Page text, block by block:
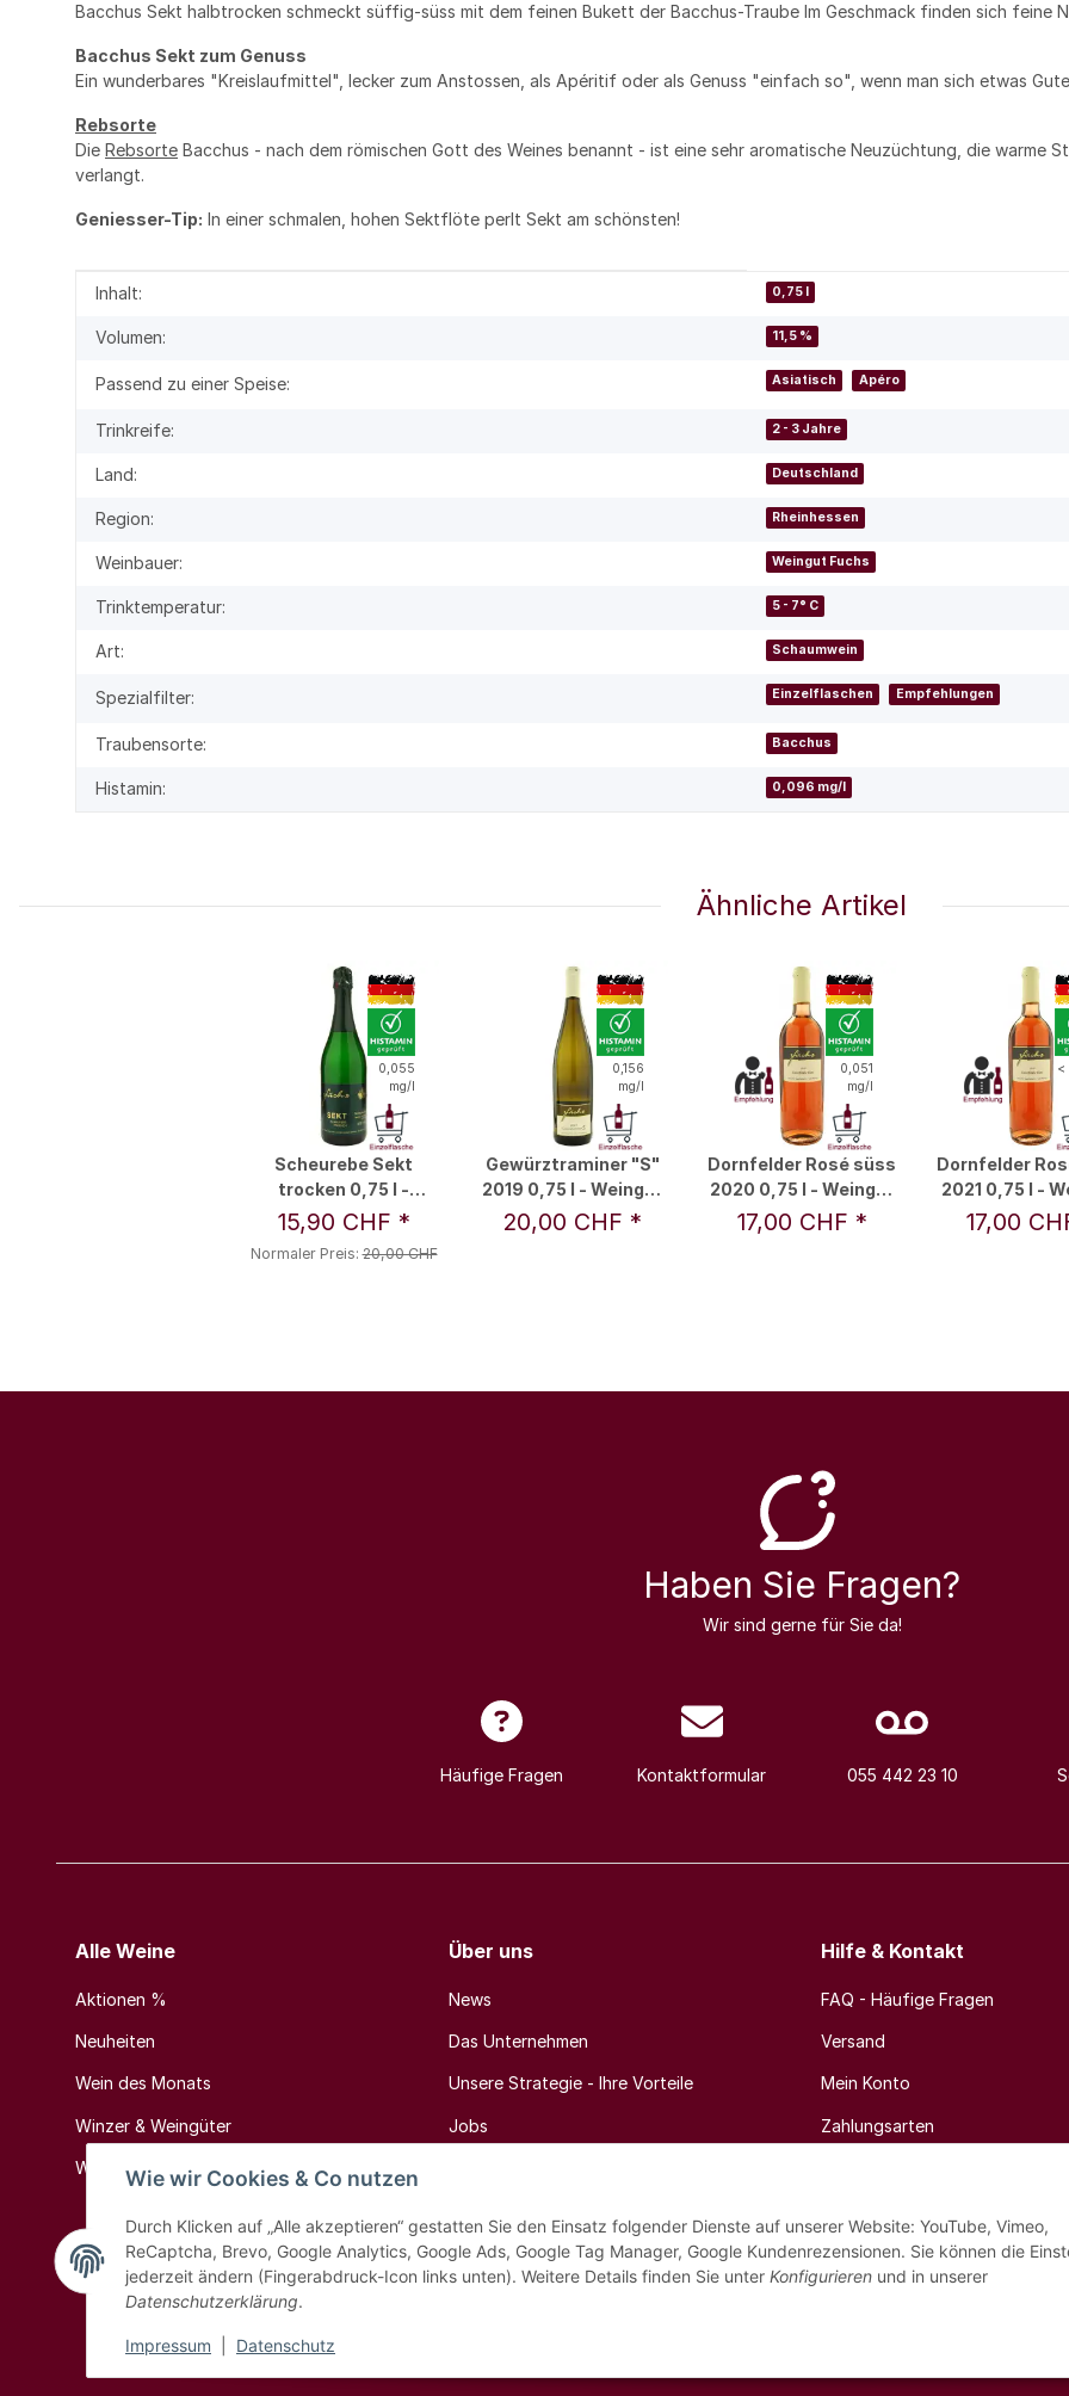
Wie wir Cookies & Co nutzen
Durch Klicken auf „Alle akzeptieren“ gestatten Sie den Einsatz folgender Dienste auf unserer Website: YouTube, Vimeo,
ReCaptcha, Brevo, Google Analytics, Google Ads, Google Tag Manager, Google Kundenrezensionen. Sie können die
jederzeit ändern (Fingerabdruck-Icon links unten). Weitere Details finden Sie unter Konfigurieren und in unserer
Datenschutzerklärung.
Impressum Datenschutz
Bacchus Sekt halbtrocken schmeckt süffig-süss mit dem feinen Bukett der Bacchus-Traube Im Geschmack finden sich feine
Bacchus Sekt zum Genuss
Ein wunderbares "Kreislaufmittel", lecker zum Anstossen, als Apéritif oder als Genuss "einfach so", wenn man sich etwas
Rebsorte
Die Rebsorte Bacchus - nach dem römischen Gott des Weines benannt - ist eine sehr aromatische Neuzüchtung, die
verlangt.
Geniesser-Tip: In einer schmalen, hohen Sektflöte perlt Sekt am schönsten!
Produkteigenschaft
Wert
Inhalt: 0,75 l
Volumen: 11,5 %
Passend zu einer Speise: Asiatisch Apéro
Trinkreife: 2 - 3 Jahre
Land: Deutschland
Region: Rheinhessen
Weinbauer: Weingut Fuchs
Trinktemperatur: 5 - 7° C
Art: Schaumwein
Spezialfilter: Einzelflaschen Empfehlungen
Traubensorte: Bacchus
Histamin: 0,096 mg/l
Ähnliche Artikel
0,055
mg/l
Scheurebe Sekt
trocken 0,75 l -
Weingut Fuchs
15,90 CHF *
Normaler Preis:20,00 CHF
0,156
mg/l
Gewürztraminer "S"
2019 0,75 l - Weingut
Fuchs
20,00 CHF *
0,051
mg/l
Dornfelder Rosé süss
2020 0,75 l - Weingut
Fuchs
17,00 CHF *
<
Dornfelder
2021 0,75 l -
Fuchs
17,00
Haben Sie Fragen?
Wir sind gerne für Sie da!
Häufige Fragen Kontaktformular 055 442 23 10
Alle Weine
Aktionen %
Neuheiten
Wein des Monats
Winzer & Weingüter
Weinländer & Weinregionen
Über uns
News
Das Unternehmen
Unsere Strategie - Ihre Vorteile
Jobs
Hilfe & Kontakt
FAQ - Häufige Fragen
Versand
Mein Konto
Zahlungsarten